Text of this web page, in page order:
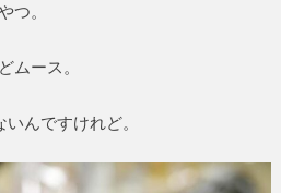
つ。
ムース。
んですけれど。